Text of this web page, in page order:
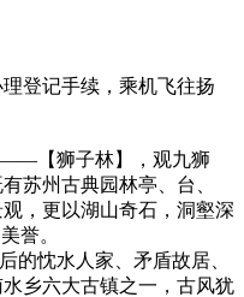
登记手续，乘机飞往扬
【狮子林】，观九狮
苏州古典园林亭、台、
，更以湖山奇石，洞壑深
誉。
的忱水人家、矛盾故居、
乡六大古镇之一，古风犹